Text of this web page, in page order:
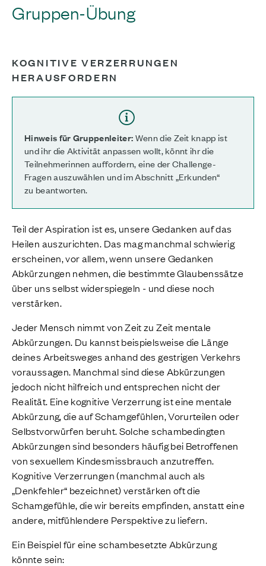
Gruppen-Übung
KOGNITIVE VERZERRUNGEN
HERAUSFORDERN
Hinweis für Gruppenleiter:Wenn die Zeit knapp ist
und ihr die Aktivität anpassen wollt, könnt ihr die
Teilnehmerinnen auffordern, eine der Challenge-
Fragen auszuwählen und im Abschnitt „Erkunden“
zu beantworten.
Teil der Aspiration ist es, unsere Gedanken auf das
Heilen auszurichten. Das mag manchmal schwierig
erscheinen, vor allem, wenn unsere Gedanken
Abkürzungen nehmen, die bestimmte Glaubenssätze
über uns selbst widerspiegeln - und diese noch
verstärken.
Jeder Mensch nimmt von Zeit zu Zeit mentale
Abkürzungen. Du kannst beispielsweise die Länge
deines Arbeitsweges anhand des gestrigen Verkehrs
voraussagen. Manchmal sind diese Abkürzungen
jedoch nicht hilfreich und entsprechen nicht der
Realität. Eine kognitive Verzerrung ist eine mentale
Abkürzung, die auf Schamgefühlen, Vorurteilen oder
Selbstvorwürfen beruht. Solche schambedingten
Abkürzungen sind besonders häufig bei Betroffenen
von sexuellem Kindesmissbrauch anzutreffen.
Kognitive Verzerrungen (manchmal auch als
„Denkfehler“ bezeichnet) verstärken oft die
Schamgefühle, die wir bereits empfinden, anstatt eine
andere, mitfühlendere Perspektive zu liefern.
Ein Beispiel für eine schambesetzte Abkürzung
könnte sein: